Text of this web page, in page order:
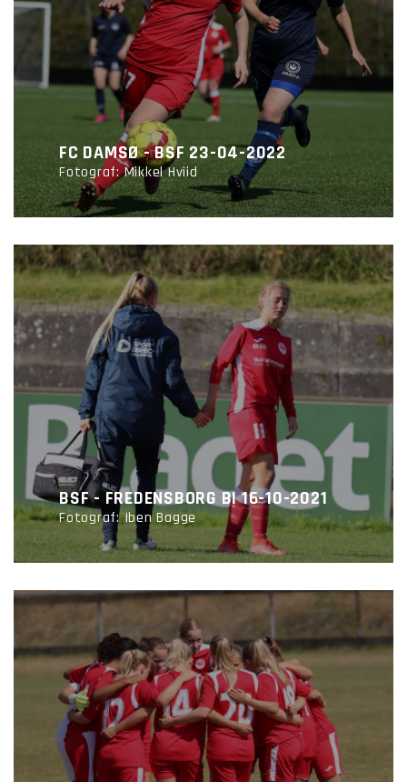
FC DAMSØ - BSF 23-04-2022
Fotograf: Mikkel Hviid
BSF - FREDENSBORG BI 16-10-2021
Fotograf: Iben Bagge